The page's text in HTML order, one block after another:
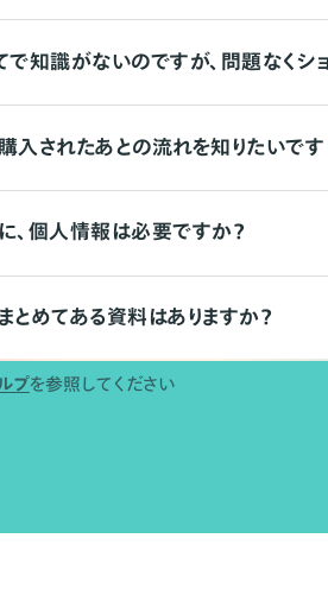
で知識がないのですが、問題なくシ
入されたあとの流れを知りたいです
、個人情報は必要ですか？
とめてある資料はありますか？
プを参照してください